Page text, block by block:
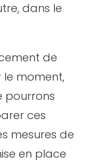
dans le
de
moment,
pourrons
ces
mesures de
en place